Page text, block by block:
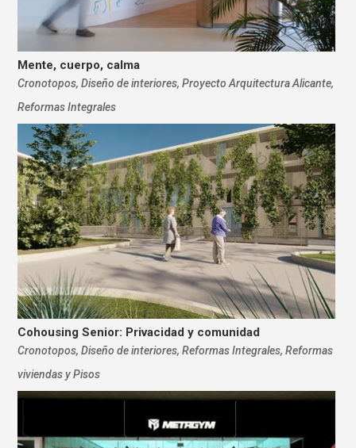
Mente, cuerpo, calma
Cronotopos,Diseño de interiores,Proyecto Arquitectura Alicante,
Reformas Integrales
Cohousing Senior: Privacidad y comunidad
Cronotopos,Diseño de interiores,Reformas Integrales,Reformas
viviendas y Pisos